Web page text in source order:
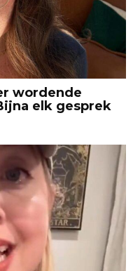
wordende
elk gesprek